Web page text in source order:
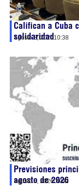
Califican a Cuba
solidaridad
agosto 8, 202610:38
Previsiones
agosto de 2026
agosto 8, 202609:42